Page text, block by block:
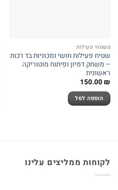
משטחי פעילות
שטיח פעילות חושי ומכוניות בד רכות
– משחק דמיון ופיתוח מוטוריקה
ראשונית
150.00₪
הוספה לסל
לקוחות ממליצים עלינו